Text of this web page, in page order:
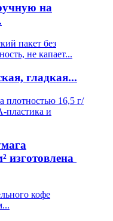
на
гладкая...
изготовлена